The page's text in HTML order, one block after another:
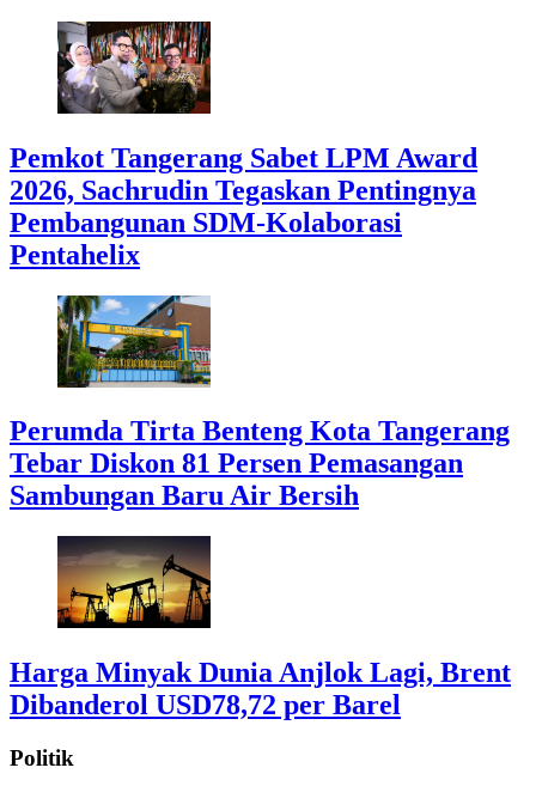
Pemkot Tangerang Sabet LPM Award
2026, Sachrudin Tegaskan Pentingnya
Pembangunan SDM-Kolaborasi
Pentahelix
Perumda Tirta Benteng Kota Tangerang
Tebar Diskon 81 Persen Pemasangan
Sambungan Baru Air Bersih
Harga Minyak Dunia Anjlok Lagi, Brent
Dibanderol USD78,72 per Barel
Politik